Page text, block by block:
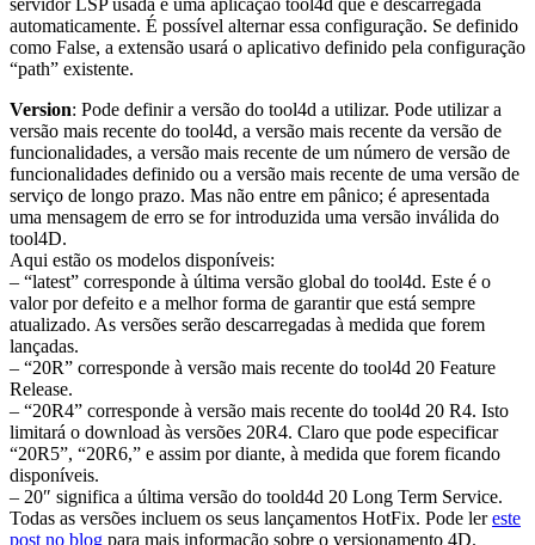
automaticamente. É possível alternar essa configuração. Se definido
como False, a extensão usará o aplicativo definido pela configuração
“path” existente.
Version: Pode definir a versão do tool4d a utilizar. Pode utilizar a
versão mais recente do tool4d, a versão mais recente da versão de
funcionalidades, a versão mais recente de um número de versão de
funcionalidades definido ou a versão mais recente de uma versão de
serviço de longo prazo. Mas não entre em pânico; é apresentada
uma mensagem de erro se for introduzida uma versão inválida do
tool4D.
Aqui estão os modelos disponíveis:
– “latest” corresponde à última versão global do tool4d. Este é o
valor por defeito e a melhor forma de garantir que está sempre
atualizado. As versões serão descarregadas à medida que forem
lançadas.
– “20R” corresponde à versão mais recente do tool4d 20 Feature
Release.
– “20R4” corresponde à versão mais recente do tool4d 20 R4. Isto
limitará o download às versões 20R4. Claro que pode especificar
“20R5”, “20R6,” e assim por diante, à medida que forem ficando
disponíveis.
– 20″ significa a última versão do toold4d 20 Long Term Service.
Todas as versões incluem os seus lançamentos HotFix. Pode lereste
post no blog para mais informação sobre o versionamento 4D.